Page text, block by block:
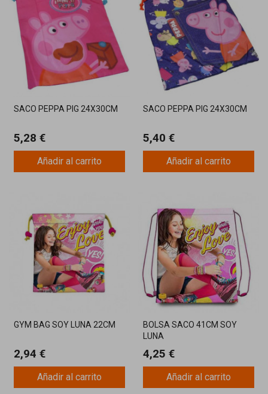
SACO PEPPA PIG 24X30CM
5,28 €
Añadir al carrito
SACO PEPPA PIG 24X30CM
5,40 €
Añadir al carrito
GYM BAG SOY LUNA 22CM
2,94 €
Añadir al carrito
BOLSA SACO 41CM SOY
LUNA
4,25 €
Añadir al carrito